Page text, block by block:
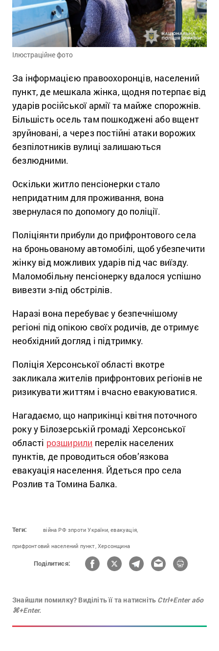
Ілюстраційне фото
За інформацією правоохоронців, населений
пункт, де мешкала жінка, щодня потерпає від
ударів російської армії та майже спорожнів.
Більшість осель там пошкоджені або вщент
зруйновані, а через постійні атаки ворожих
безпілотників вулиці залишаються
безлюдними.
Оскільки житло пенсіонерки стало
непридатним для проживання, вона
звернулася по допомогу до поліції.
Поліціянти прибули до прифронтового села
на броньованому автомобілі, щоб убезпечити
жінку від можливих ударів під час виїзду.
Маломобільну пенсіонерку вдалося успішно
вивезти з-під обстрілів.
Наразі вона перебуває у безпечнішому
регіоні під опікою своїх родичів, де отримує
необхідний догляд і підтримку.
Поліція Херсонської області вкотре
закликала жителів прифронтових регіонів не
ризикувати життям і вчасно евакуюватися.
Нагадаємо, що наприкінці квітня поточного
року у Білозерській громаді Херсонської
області розширили перелік населених
пунктів, де проводиться обов’язкова
евакуація населення. Йдеться про села
Розлив та Томина Балка.
Теги: війна РФ зпроти України, евакуація,
прифронтовий населений пункт, Херсонщина
Поділитися:
Знайшли помилку? Виділіть її та натисніть Ctrl+Enter або
⌘+Enter.